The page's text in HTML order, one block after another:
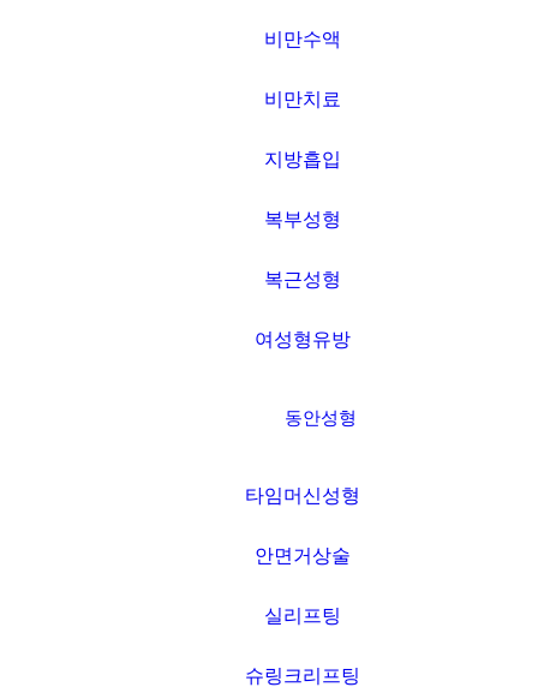
비만수액
비만치료
지방흡입
복부성형
복근성형
여성형유방
동안성형
타임머신성형
안면거상술
실리프팅
슈링크리프팅